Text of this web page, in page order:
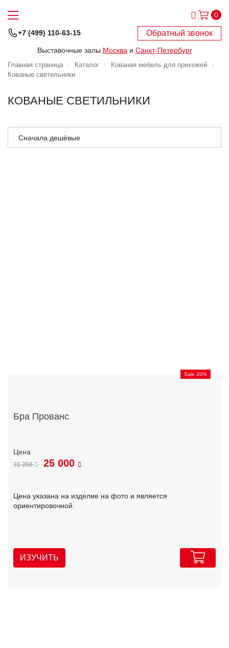
0
+7 (499) 110-63-15 Обратный звонок
Выставочные залы Москва и Санкт-Петербург
Главная страница Каталог
Кованая мебель для прихожей
Кованые светильники
КОВАНЫЕ СВЕТИЛЬНИКИ
Сначала дешёвые
Sale 20%
Бра Прованс
31 250 25 000
Цена указана на изделие на фото и является
ориентировочной.
ИЗУЧИТЬ